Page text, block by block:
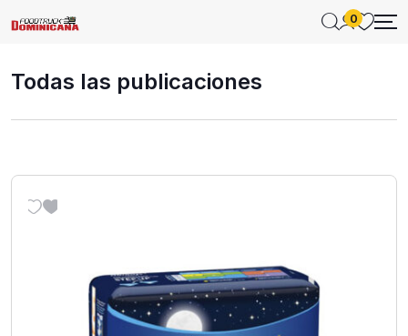
0
Todas las publicaciones